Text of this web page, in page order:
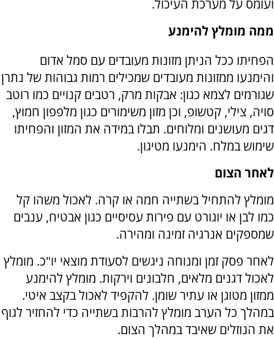
ועומס על מערכת העיכול.
ממה מומלץ להימנע
הפחיתו ככל הניתן מזונות מעובדים עם סמל אדום
והימנעו ממזונות מעובדים שמכילים רמות גבוהות של נתרן
שגורמים לצמא כגון: אבקות מרק, רטבים קנויים כמו רוטב
סויה, צילי, קטשופ, וכן מזון משימורים כגון מלפפון חמוץ,
דגים מעושנים ומלוחים. תבלו במידה את המזון והפחיתו
שימוש במלח. הימנעו מטיגון.
לאחר הצום
מומלץ להתחיל בשתייה חמה או קרה. לאכול משהו קל
כמו לבן או יוגורט עם פירות עסיסיים כגון אבטיח, ענבים
שמספקים אנרגיה זמינה ומהירה.
לאחר פסק זמן ומנוחה ניגשים לסעודת מוצאי יו"כ. מומלץ
לאכול דגנים מלאים, חלבונים וירקות. מומלץ להימנע
ממזון מטוגן או עתיר שומן. להקפיד לאכול בקצב איטי.
במהלך כל הערב מומלץ להרבות בשתייה כדי להחזיר לגוף
את הנוזלים שאיבד במהלך הצום.